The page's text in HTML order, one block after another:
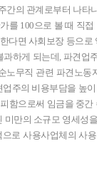
간의 관계로부터 나타
를 100으로 볼 때 직접
다면 사회보장 등으로
하게 되는데, 파견업
노무직 관련 파견노동
주의 비용부담을 높이
함으로써 임금을 중간
만의 소규모 영세성을
로 사용사업체의 사용